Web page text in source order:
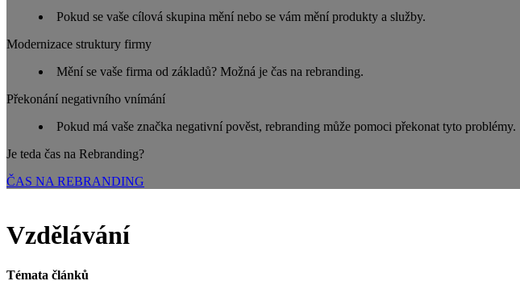
Pokud se vaše cílová skupina mění nebo se vám mění produkty a služby.
Modernizace struktury firmy
Mění se vaše firma od základů? Možná je čas na rebranding.
Překonání negativního vnímání
Pokud má vaše značka negativní pověst, rebranding může pomoci překonat tyto problémy.
Je teda čas na Rebranding?
ČAS NA REBRANDING
Vzdělávání
Témata článků